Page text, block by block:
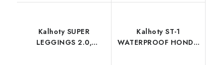
Kalhoty SUPER
LEGGINGS 2.0,
Kalhoty ST-1
WATERPROOF HONDA